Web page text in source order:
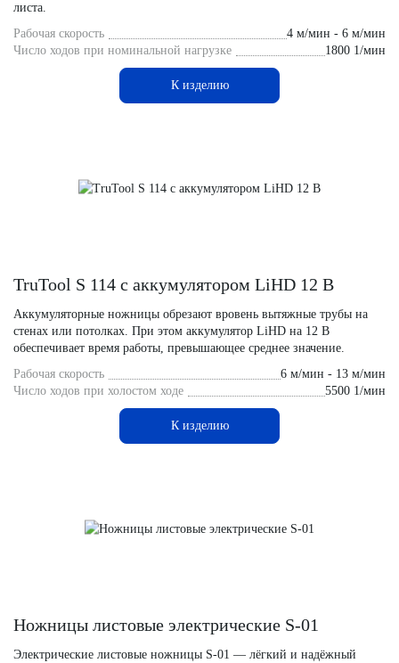
листа.
Рабочая скорость
4 м/мин - 6 м/мин
Число ходов при номинальной нагрузке
1800 1/мин
К изделию
TruTool S 114 с аккумулятором LiHD 12 В
Аккумуляторные ножницы обрезают вровень вытяжные трубы на
стенах или потолках. При этом аккумулятор LiHD на 12 В
обеспечивает время работы, превышающее среднее значение.
Рабочая скорость
6 м/мин - 13 м/мин
Число ходов при холостом ходе
5500 1/мин
К изделию
Ножницы листовые электрические S-01
Электрические листовые ножницы S-01 — лёгкий и надёжный